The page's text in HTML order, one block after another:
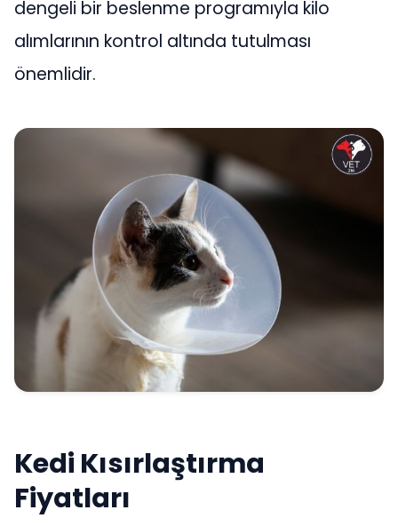
dengeli bir beslenme programıyla kilo
alımlarının kontrol altında tutulması
önemlidir.
Kedi Kısırlaştırma
Fiyatları